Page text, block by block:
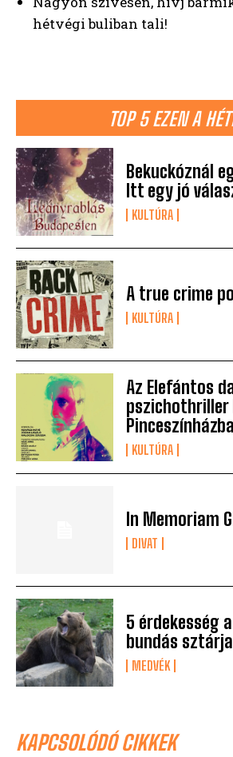
TOP 5 EZEN A
Bekuckóznál
Itt egy jó
KULTÚRA
A true crime
KULTÚRA
Az Elefántos
KULTÚRA
In Memoriam
DIVAT
5 érdekesség
bundás
MEDVÉK
KAPCSOLÓDÓ CIKKEK
hétvégi buliban tali!